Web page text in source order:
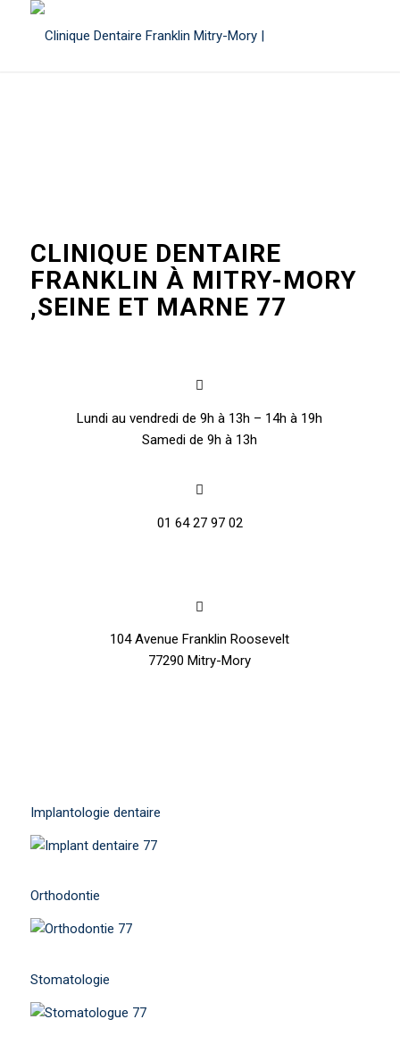
CLINIQUE DENTAIRE
FRANKLIN À MITRY-MORY
,SEINE ET MARNE 77
Lundi au vendredi de 9h à 13h – 14h à 19h
Samedi de 9h à 13h
01 64 27 97 02
104 Avenue Franklin Roosevelt
77290 Mitry-Mory
Implantologie dentaire
Orthodontie
Stomatologie